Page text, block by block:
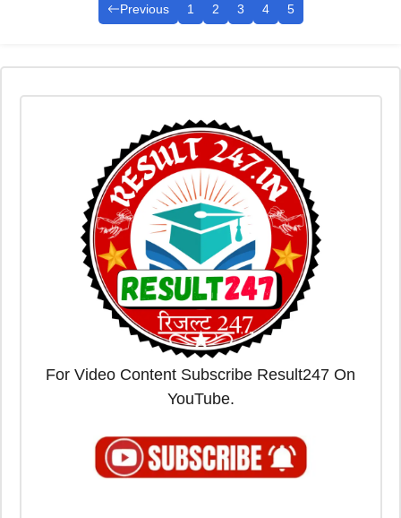
Previous 1 2 3 4 5
For Video Content Subscribe Result247 On
YouTube.